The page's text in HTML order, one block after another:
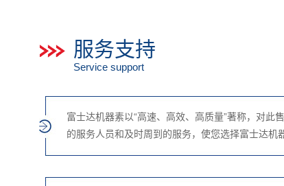
服务支持
Service support
富士达机器素以“高速、高效、高质量”著称，对
的服务人员和及时周到的服务，使您选择富士达机